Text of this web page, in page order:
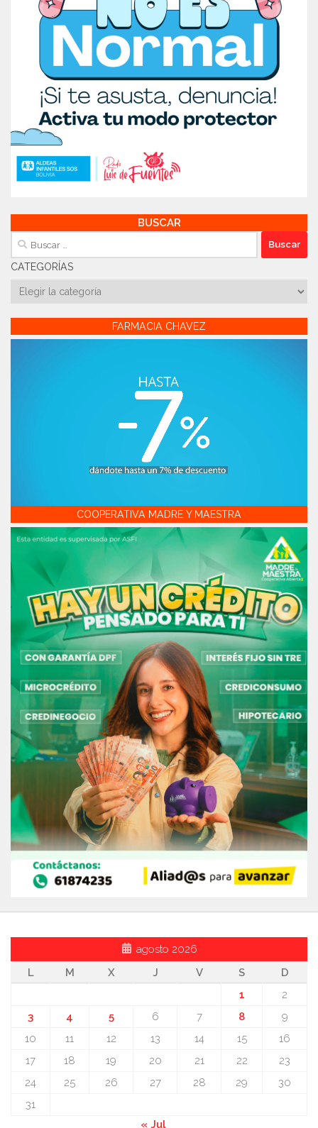
BUSCAR
Buscar:
CATEGORÍAS
Categorías
FARMACIA CHAVEZ
COOPERATIVA MADRE Y MAESTRA
agosto 2026
L
M X J V S
D
1
2
3
4 5 6 7 8
9
10
11 12 13 14 15
16
17
18 19 20 21 22
23
24
25 26 27 28 29
30
31
« Jul